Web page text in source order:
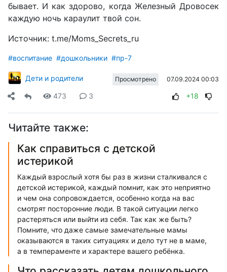
бывает. И как здорово, когда Железный Дровосек
каждую ночь караулит твой сон.
Источник: t.me/Moms_Secrets_ru
#воспитание #дошкольники #пр-7
Дети и родители Просмотрено 07.09.2024 00:03
473 3 +18
Читайте также:
Как справиться с детской
истерикой
Каждый взрослый хотя бы раз в жизни сталкивался с
детской истерикой, каждый помнит, как это неприятно
и чем она сопровождается, особенно когда на вас
смотрят посторонние люди. В такой ситуации легко
растеряться или выйти из себя. Так как же быть?
Помните, что даже самые замечательные мамы
оказываются в таких ситуациях и дело тут не в маме,
а в темпераменте и характере вашего ребёнка.